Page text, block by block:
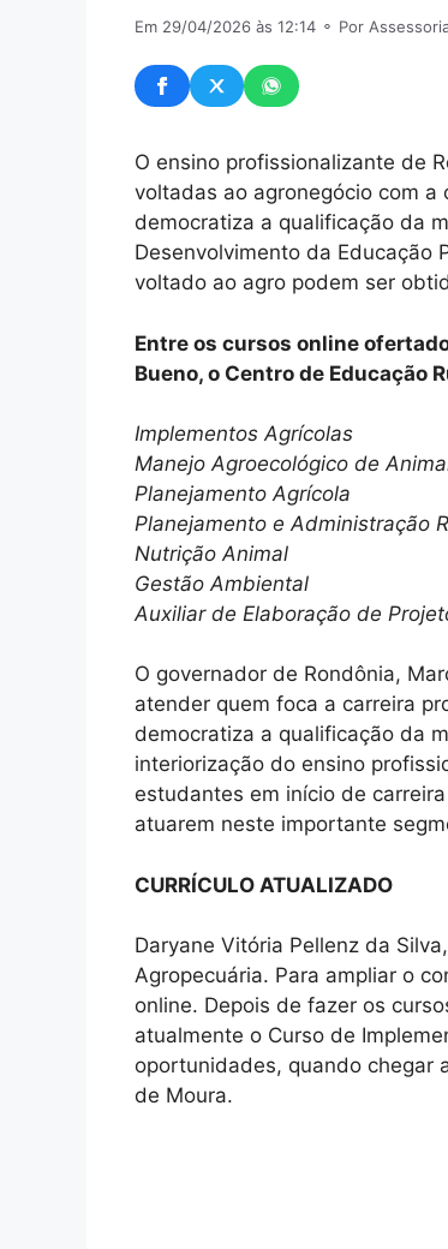
Em 29/04/2026 às 12:14 ⚬ Por
O ensino profissionalizante de
voltadas ao agronegócio com
democratiza a qualificação da
Desenvolvimento da Educação
voltado ao agro podem ser
Entre os cursos online
Bueno, o Centro de Educação
Implementos Agrícolas
Manejo Agroecológico de
Planejamento Agrícola
Planejamento e Administração
Nutrição Animal
Gestão Ambiental
Auxiliar de Elaboração de
O governador de Rondônia,
atender quem foca a carreira
democratiza a qualificação da
interiorização do ensino
estudantes em início de
atuarem neste importante
CURRÍCULO ATUALIZADO
Daryane Vitória Pellenz da
Agropecuária. Para ampliar o
online. Depois de fazer os
atualmente o Curso de
oportunidades, quando chegar
de Moura.